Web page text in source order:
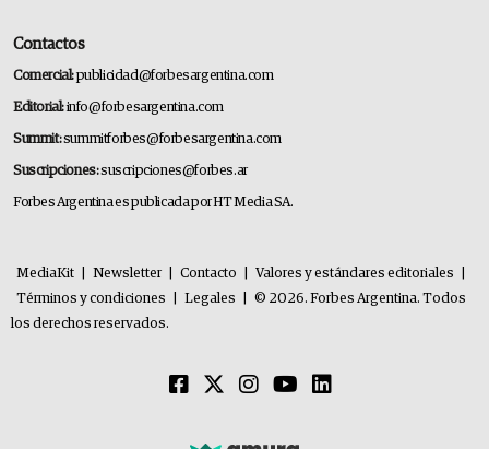
Contactos
Comercial:publicidad@forbesargentina.com
Editorial:info@forbesargentina.com
Summit:summitforbes@forbesargentina.com
Suscripciones:suscripciones@forbes.ar
Forbes Argentina es publicada por HT Media SA.
MediaKit Newsletter Contacto Valores y estándares editoriales
Términos y condiciones
Legales
© 2026. Forbes Argentina. Todos
los derechos reservados.